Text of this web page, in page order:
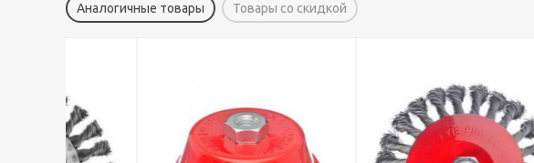
Аналогичные товары Товары со скидкой